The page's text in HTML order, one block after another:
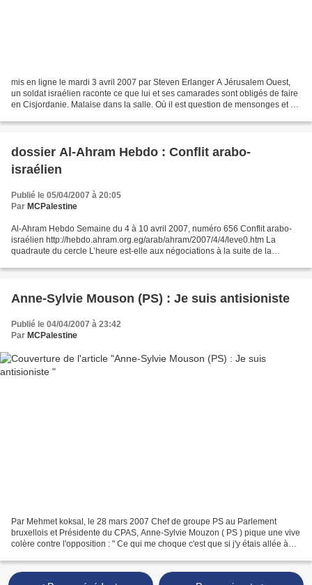
mis en ligne le mardi 3 avril 2007 par Steven Erlanger A Jérusalem Ouest,
un soldat israélien raconte ce que lui et ses camarades sont obligés de faire
en Cisjordanie. Malaise dans la salle. Où il est question de mensonges et de
dossier Al-Ahram Hebdo : Conflit arabo-
israélien
Publié le 05/04/2007 à 20:05
Par MCPalestine
Al-Ahram Hebdo Semaine du 4 à 10 avril 2007, numéro 656 Conflit arabo-
israélien http://hebdo.ahram.org.eg/arab/ahram/2007/4/4/leve0.htm La
quadraute du cercle L’heure est-elle aux négociations à la suite de la
Anne-Sylvie Mouson (PS) : Je suis antisioniste
Publié le 04/04/2007 à 23:42
Par MCPalestine
Par Mehmet koksal, le 28 mars 2007 Chef de groupe PS au Parlement
bruxellois et Présidente du CPAS, Anne-Sylvie Mouzon ( PS ) pique une vive
colère contre l'opposition : " Ce qui me choque c'est que si j'y étais allée à